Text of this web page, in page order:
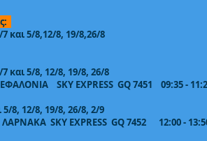
και 5/8,12/8, 19/8,26/8
και 5/8, 12/8, 19/8, 26/8
SKY EXPRESS GQ 7451 09:35 -
5/8, 12/8, 19/8, 26/8, 2/9
SKY EXPRESS GQ 7452 12:00 -